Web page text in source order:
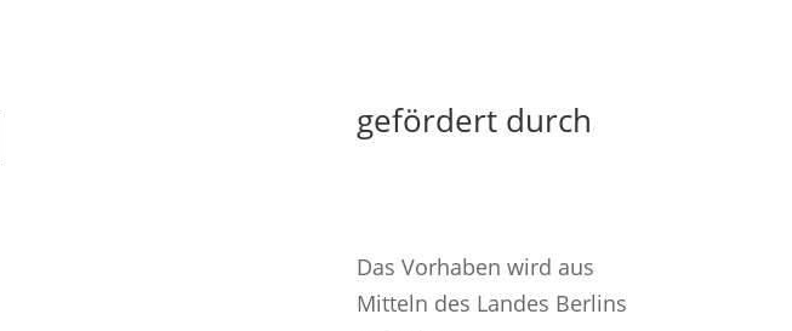
gefördert durch
Das Vorhaben wird aus
Mitteln des Landes Berlins